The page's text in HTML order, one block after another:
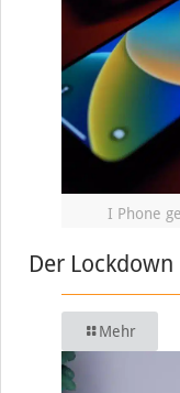
I Phone
Der
Mehr